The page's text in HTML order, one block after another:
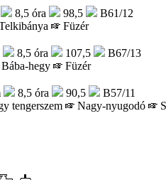
8,5 óra 98,5
B61/12
Füzér
8,5 óra 107,5
B67/13
Bába-hegy Füzér
8,5 óra 90,5
B57/11
tengerszem Nagy-nyugodó